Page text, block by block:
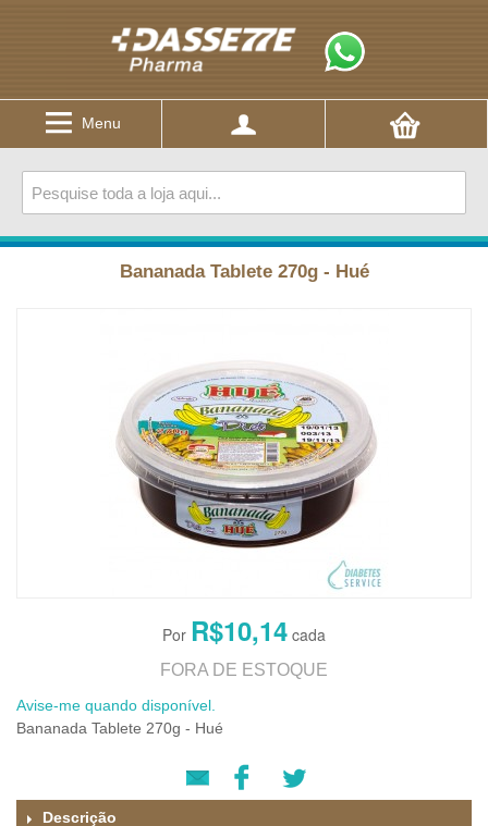
Menu
Bananada Tablete 270g - Hué
R$10,14
FORA DE ESTOQUE
Avise-me quando disponível.
Bananada Tablete 270g - Hué
Descrição